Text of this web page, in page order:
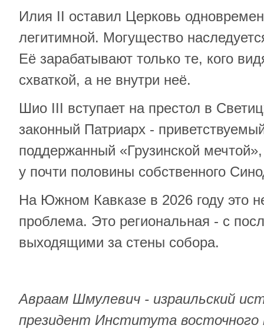
Илия II оставил Церковь
легитимной. Могущество
Её зарабатывают только те, кого
схваткой, а не внутри неё.
Шио III вступает на престол в
законный Патриарх -
поддержанный «Грузинской
у почти половины собственного
На Южном Кавказе в 2026 году это
проблема. Это региональная - с
выходящими за стены собора.
Авраам Шмулевич - израильский
президент Института восточного